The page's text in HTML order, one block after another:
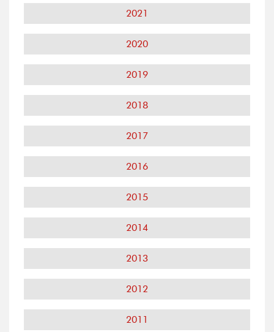
2021
2020
2019
2018
2017
2016
2015
2014
2013
2012
2011